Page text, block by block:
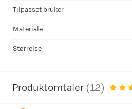
Tilpasset bruker
Materiale
Størrelse
Produktomtaler (12)